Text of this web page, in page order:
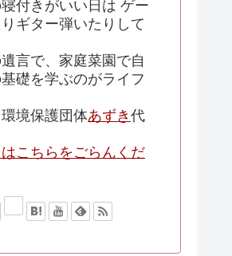
付きがいい日は ゲー
ギター弾いたりして
言で、家庭菜園で自
礎を学ぶのがライフ
境保護団体あずき 代
こちらをごらんくだ